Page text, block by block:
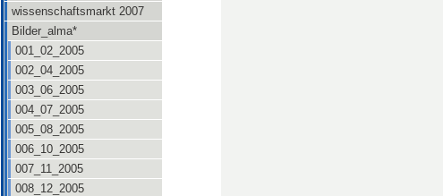
wissenschaftsmarkt 2007
Bilder_alma*
001_02_2005
002_04_2005
003_06_2005
004_07_2005
005_08_2005
006_10_2005
007_11_2005
008_12_2005